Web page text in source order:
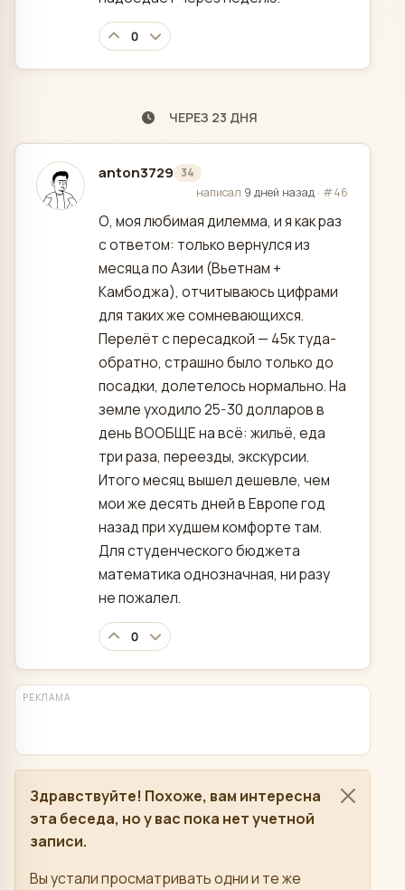
0
ЧЕРЕЗ 23 ДНЯ
anton3729 34
отредактировано
написал 9 дней назад · #46
О, моя любимая дилемма, и я как раз
с ответом: только вернулся из
месяца по Азии (Вьетнам +
Камбоджа), отчитываюсь цифрами
для таких же сомневающихся.
Перелёт с пересадкой — 45к туда-
обратно, страшно было только до
посадки, долетелось нормально. На
земле уходило 25-30 долларов в
день ВООБЩЕ на всё: жильё, еда
три раза, переезды, экскурсии.
Итого месяц вышел дешевле, чем
мои же десять дней в Европе год
назад при худшем комфорте там.
Для студенческого бюджета
математика однозначная, ни разу
не пожалел.
0
РЕКЛАМА
Здравствуйте! Похоже, вам интересна
эта беседа, но у вас пока нет учетной
записи.
Вы устали просматривать одни и те же